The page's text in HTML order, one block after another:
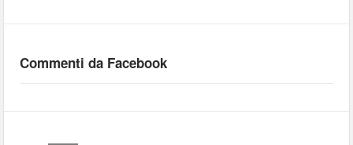
Commenti da Facebook